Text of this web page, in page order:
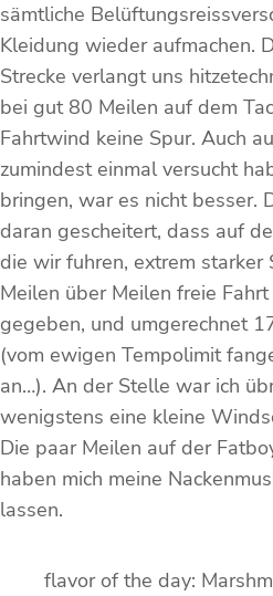
sämtliche
Kleidung wieder aufmachen.
Strecke verlangt uns
bei gut 80 Meilen auf dem
Fahrtwind keine Spur. Auch
zumindest einmal versucht
bringen, war es nicht besser.
daran gescheitert, dass auf
die wir fuhren, extrem starker
Meilen über Meilen freie
gegeben, und umgerechnet
(vom ewigen Tempolimit
an…). An der Stelle war ich
wenigstens eine kleine
Die paar Meilen auf der
haben mich meine
lassen.
flavor of the day: